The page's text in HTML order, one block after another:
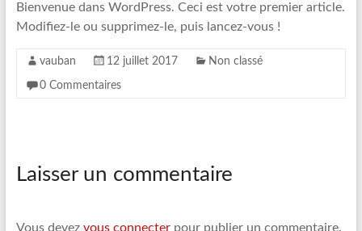
et
réussite
Bienvenue dans WordPress. Ceci est votre premier article.
Modifiez-le ou supprimez-le, puis lancez-vous !
vauban 12 juillet 2017 Non classé
0 Commentaires
Laisser un commentaire
Vous devez vous connecterpour publier un commentaire.